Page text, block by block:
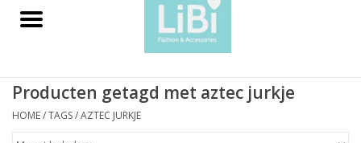
Home
Producten getagd met aztec jurkje
HOME/TAGS/AZTEC JURKJE